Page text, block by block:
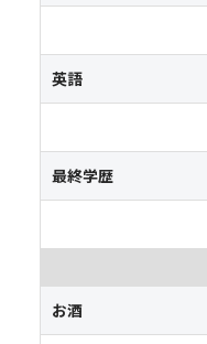
英語
最終学歴
お酒